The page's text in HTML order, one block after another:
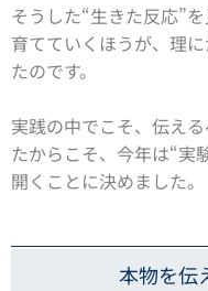
そうした“生きた反応”
育てていくほうが、理
たのです。
実践の中でこそ、伝え
たからこそ、今年は“実
開くことに決めました。
本物を伝